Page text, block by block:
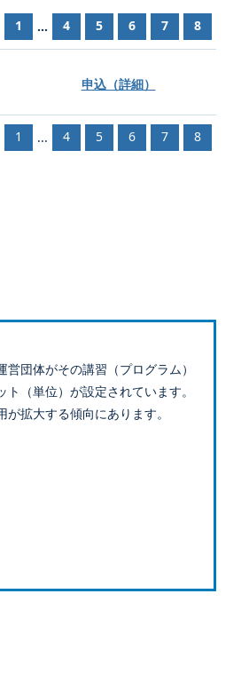
1 ... 4 5 6 7 8
申込（詳細）
1 ... 4 5 6 7 8
団体がその講習（プログラム）
（単位）が設定されています。
拡大する傾向にあります。